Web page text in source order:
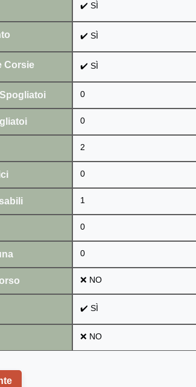
✔️ SÌ
✔️ SÌ
Corsie ✔️ SÌ
0
0
2
0
1
0
0
❌ NO
✔️ SÌ
❌ NO